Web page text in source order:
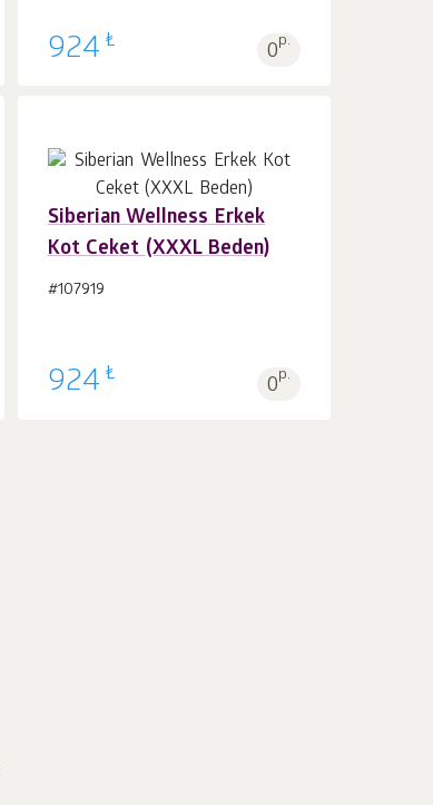
924 ₺ 0p.
Siberian Wellness Erkek
Kot Ceket (XXXL Beden)
#107919
924 ₺ 0p.